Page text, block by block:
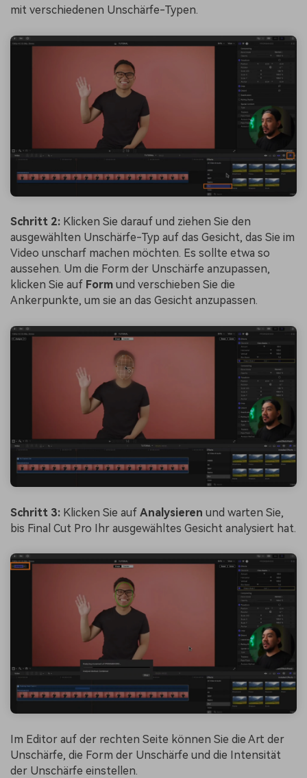
mit verschiedenen Unschärfe-Typen.
Schritt 2: Klicken Sie darauf und ziehen Sie den
ausgewählten Unschärfe-Typ auf das Gesicht, das Sie im
Video unscharf machen möchten. Es sollte etwa so
aussehen. Um die Form der Unschärfe anzupassen,
klicken Sie auf Form und verschieben Sie die
Ankerpunkte, um sie an das Gesicht anzupassen.
Schritt 3: Klicken Sie auf Analysieren und warten Sie,
bis Final Cut Pro Ihr ausgewähltes Gesicht analysiert hat.
Im Editor auf der rechten Seite können Sie die Art der
Unschärfe, die Form der Unschärfe und die Intensität
der Unschärfe einstellen.